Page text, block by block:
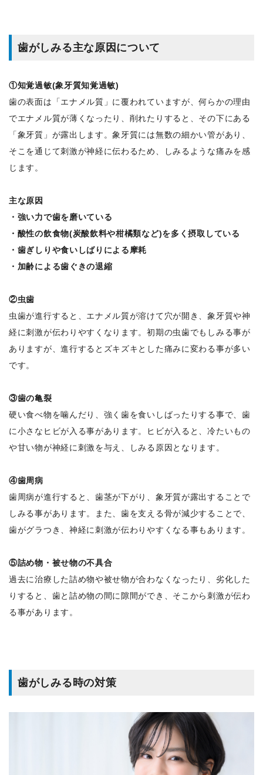
歯がしみる主な原因について
①知覚過敏(象牙質知覚過敏)
歯の表面は「エナメル質」に覆われていますが、何らかの理由
でエナメル質が薄くなったり、削れたりすると、その下にある
「象牙質」が露出します。象牙質には無数の細かい管があり、
そこを通じて刺激が神経に伝わるため、しみるような痛みを感
じます。
主な原因
・強い力で歯を磨いている
・酸性の飲食物(炭酸飲料や柑橘類など)を多く摂取している
・歯ぎしりや食いしばりによる摩耗
・加齢による歯ぐきの退縮
②虫歯
虫歯が進行すると、エナメル質が溶けて穴が開き、象牙質や神
経に刺激が伝わりやすくなります。初期の虫歯でもしみる事が
ありますが、進行するとズキズキとした痛みに変わる事が多い
です。
③歯の亀裂
硬い食べ物を噛んだり、強く歯を食いしばったりする事で、歯
に小さなヒビが入る事があります。ヒビが入ると、冷たいもの
や甘い物が神経に刺激を与え、しみる原因となります。
④歯周病
歯周病が進行すると、歯茎が下がり、象牙質が露出することで
しみる事があります。また、歯を支える骨が減少することで、
歯がグラつき、神経に刺激が伝わりやすくなる事もあります。
⑤詰め物・被せ物の不具合
過去に治療した詰め物や被せ物が合わなくなったり、劣化した
りすると、歯と詰め物の間に隙間ができ、そこから刺激が伝わ
る事があります。
歯がしみる時の対策